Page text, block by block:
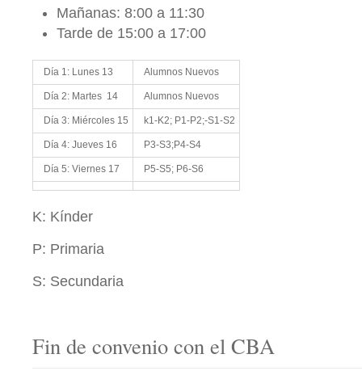
Mañanas: 8:00 a 11:30
Tarde de 15:00 a 17:00
Día 1: Lunes 13 Alumnos Nuevos
Día 2: Martes 14 Alumnos Nuevos
Día 3: Miércoles 15 k1-K2; P1-P2;-S1-S2
Día 4: Jueves 16 P3-S3;P4-S4
Día 5: Viernes 17 P5-S5; P6-S6
K: Kínder
P: Primaria
S: Secundaria
Fin de convenio con el CBA